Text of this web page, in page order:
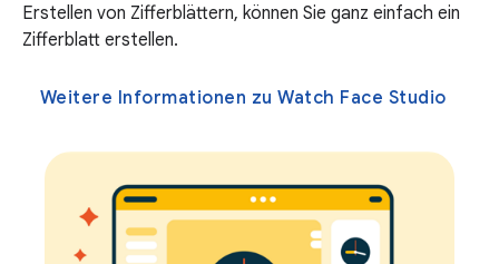
Erstellen von Zifferblättern, können Sie ganz einfach ein
Zifferblatt erstellen.
Weitere Informationen zu Watch Face Studio